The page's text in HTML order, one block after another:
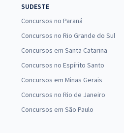
SUDESTE
Concursos no Paraná
Concursos no Rio Grande do Sul
Concursos em Santa Catarina
Concursos no Espírito Santo
Concursos em Minas Gerais
Concursos no Rio de Janeiro
Concursos em São Paulo